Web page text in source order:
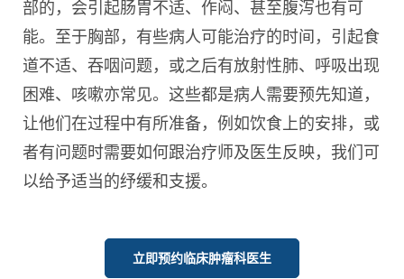
部的，会引起肠胃不适、作闷、甚至腹泻也有可
能。至于胸部，有些病人可能治疗的时间，引起食
道不适、吞咽问题，或之后有放射性肺、呼吸出现
困难、咳嗽亦常见。这些都是病人需要预先知道，
让他们在过程中有所准备，例如饮食上的安排，或
者有问题时需要如何跟治疗师及医生反映，我们可
以给予适当的纾缓和支援。
立即预约临床肿瘤科医生